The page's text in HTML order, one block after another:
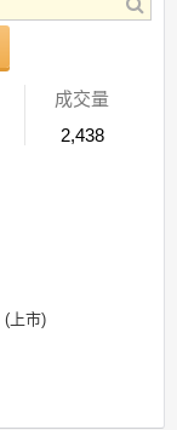
成交量
2,438
(上市)